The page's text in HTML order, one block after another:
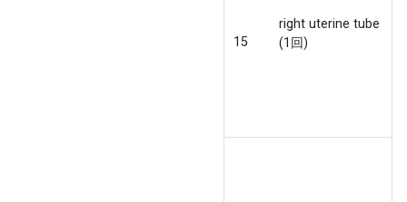
15
right uterine tube
(1回)